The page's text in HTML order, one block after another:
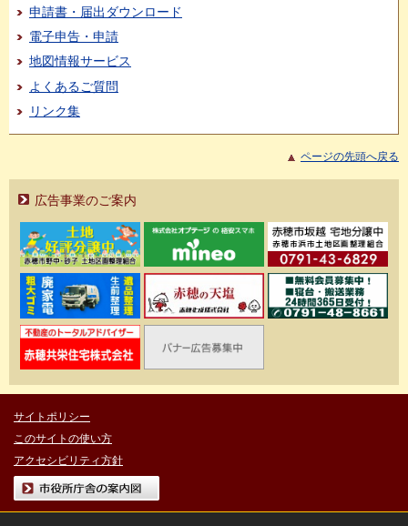
申請書・届出ダウンロード
電子申告・申請
地図情報サービス
よくあるご質問
リンク集
ページの先頭へ戻る
広告事業のご案内
サイトポリシー
このサイトの使い方
アクセシビリティ方針
市役所庁舎の案内図